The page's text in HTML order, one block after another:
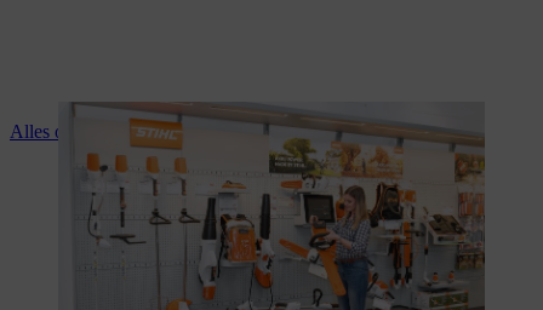
Alles over de diensten van je STIHL dealer